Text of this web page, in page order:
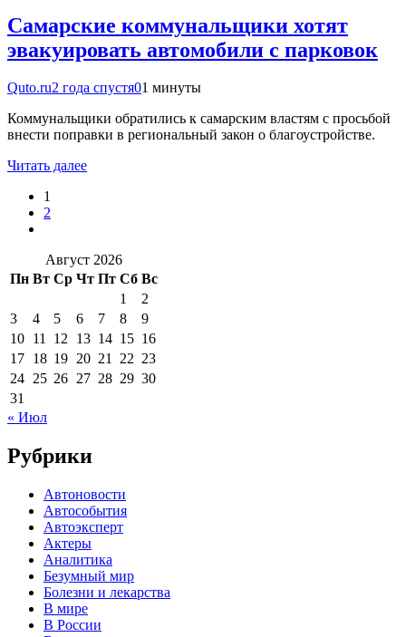
Самарские коммунальщики хотят
эвакуировать автомобили с парковок
Quto.ru2 года спустя01 минуты
Коммунальщики обратились к самарским властям с просьбой
внести поправки в региональный закон о благоустройстве.
Читать далее
1
2
Август 2026
Пн Вт Ср Чт Пт Сб Вс
1
2
3
4 5 6 7 8
9
10 11 12 13 14 15 16
17 18 19 20 21 22 23
24 25 26 27 28 29 30
31
« Июл
Рубрики
Автоновости
Автособытия
Автоэксперт
Актеры
Аналитика
Безумный мир
Болезни и лекарства
В мире
В России